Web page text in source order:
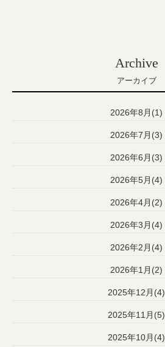
Archive
アーカイブ
2026年8月(1)
2026年7月(3)
2026年6月(3)
2026年5月(4)
2026年4月(2)
2026年3月(4)
2026年2月(4)
2026年1月(2)
2025年12月(4)
2025年11月(5)
2025年10月(4)